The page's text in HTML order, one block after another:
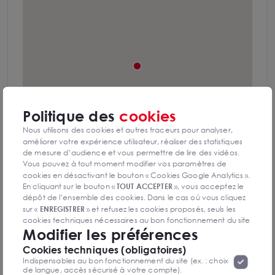
L'emplacement des locaux est central et
bénéficie d'une accessibilité facilitée par la
présence du parking public en étages et le
passage des transports en commun : ligne de
bus n°11 dans la rue de Bâle et proximité de
l'échangeur Bus/Tram de la porte jeune.
Politique des cookies
Nous utilisons des cookies et autres traceurs pour analyser,
améliorer votre expérience utilisateur, réaliser des statistiques
de mesure d’audience et vous permettre de lire des vidéos.
Vous pouvez à tout moment modifier vos paramètres de
cookies en désactivant le bouton « Cookies Google Analytics ».
En cliquant sur le bouton «TOUT ACCEPTER», vous acceptez le
dépôt de l’ensemble des cookies. Dans le cas où vous cliquez
sur « ENREGISTRER» et refusez les cookies proposés, seuls les
cookies techniques nécessaires au bon fonctionnement du site
seront déposés. Pour plus d’informations, vous pouvez consulter
la page«Protection des données à caractère
personnel ».Lorsque vous naviguez sur notre site internet, il
peut être amenée à déposer des cookies. Vous avez la
Modifier les préférences
Cookies techniques (obligatoires)
Indispensables au bon fonctionnement du site (ex. : choix
de langue, accès sécurisé à votre compte).